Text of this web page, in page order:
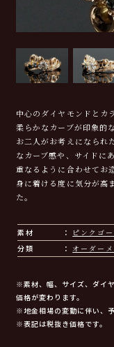
中心のダイヤモンドとカ
柔らかなカーブが印象的
お二人がお考えになられ
なカーブ感や、サイドに
重なるように合わせてお
身に着ける度に気分が高
た。
素材 ピンクゴ
分類
オーダー
※素材、幅、サイズ、ダイ
価格が変わります。
※地金相場の変動に伴い、
※表記は税抜き価格です。